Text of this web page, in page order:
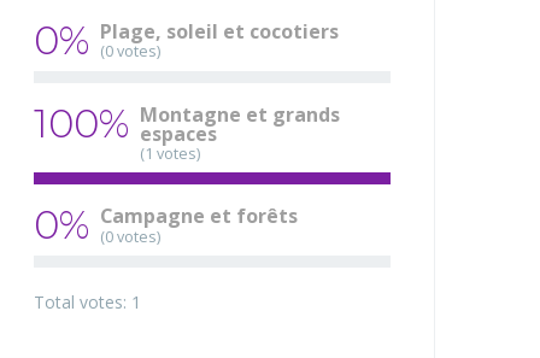
0% Plage, soleil et cocotiers
(0 votes)
100% Montagne et grands
espaces
(1 votes)
0% Campagne et forêts
(0 votes)
Total votes: 1